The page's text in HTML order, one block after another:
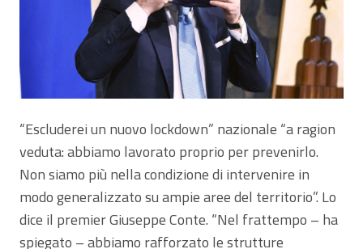
“Escluderei un nuovo lockdown” nazionale “a ragion
veduta: abbiamo lavorato proprio per prevenirlo.
Non siamo più nella condizione di intervenire in
modo generalizzato su ampie aree del territorio”. Lo
dice il premier Giuseppe Conte. “Nel frattempo – ha
spiegato – abbiamo rafforzato le strutture